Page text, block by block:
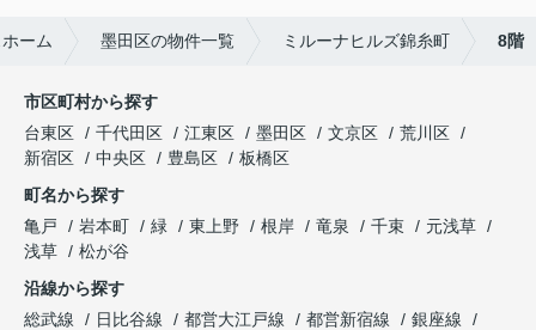
ーム 墨田区の物件一覧 ミルーナヒルズ錦糸町 8階
市区町村から探す
台東区
千代田区 江東区 墨田区 文京区
荒川区
新宿区
中央区 豊島区
板橋区
町名から探す
亀戸
岩本町 緑 東上野 根岸 竜泉 千束
元浅草
浅草
松が谷
沿線から探す
総武線
日比谷線 都営大江戸線 都営新宿線
銀座線